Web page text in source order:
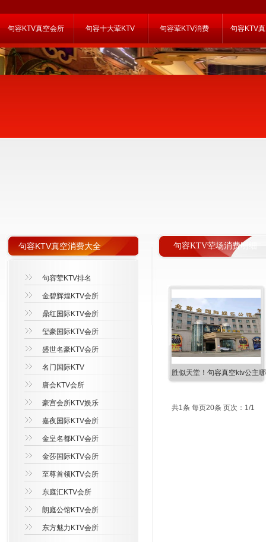
句容KTV真空会所 句容十大荤KTV 句容荤KTV消费 句容KTV
句容KTV荤场消费明细
胜似天堂！句容真空ktv公主
共1条 每页20条 页次：1/1
句容KTV真空消费大全
句容荤KTV排名
金碧辉煌KTV会所
鼎红国际KTV会所
玺豪国际KTV会所
盛世名豪KTV会所
名门国际KTV
唐会KTV会所
豪宫会所KTV娱乐
嘉夜国际KTV会所
金皇名都KTV会所
金莎国际KTV会所
至尊首领KTV会所
东庭汇KTV会所
朗庭公馆KTV会所
东方魅力KTV会所